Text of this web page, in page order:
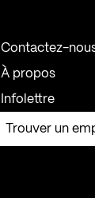
Contactez-
À propos
Infolettre
Trouver un